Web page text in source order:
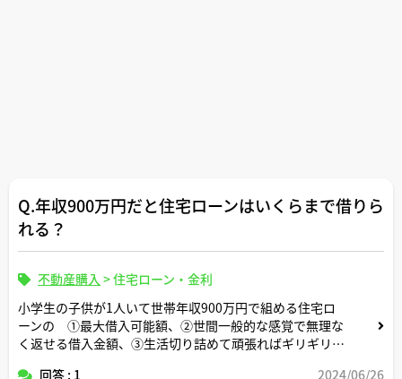
Q.年収900万円だと住宅ローンはいくらまで借りら
れる？
不動産購入 >住宅ローン・金利
小学生の子供が1人いて世帯年収900万円で組める住宅ロ
ーンの ①最大借入可能額、②世間一般的な感覚で無理な
く返せる借入金額、③生活切り詰めて頑張ればギリギリ返
回答 : 1 2024/06/26